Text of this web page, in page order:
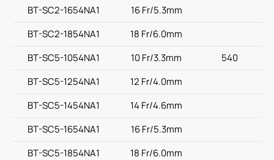
BT-SC2-1654NA1
16 Fr/5.3mm
BT-SC2-1854NA1
18 Fr/6.0mm
BT-SC5-1054NA1
10 Fr/3.3mm
540
BT-SC5-1254NA1
12 Fr/4.0mm
BT-SC5-1454NA1
14 Fr/4.6mm
BT-SC5-1654NA1
16 Fr/5.3mm
BT-SC5-1854NA1
18 Fr/6.0mm